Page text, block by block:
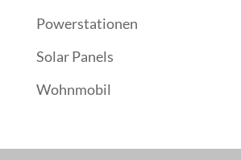
Powerstationen
Solar Panels
Wohnmobil